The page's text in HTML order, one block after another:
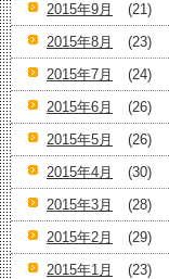
2015年9月
(21)
2015年8月
(23)
2015年7月
(24)
2015年6月
(26)
2015年5月
(26)
2015年4月
(30)
2015年3月
(28)
2015年2月
(29)
2015年1月
(23)